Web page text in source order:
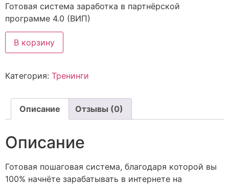
Готовая система заработка в партнёрской
программе 4.0 (ВИП)
Количество
товара
Готовая
в
партнёрской
4.0
(ВИП)
В корзину
Категория: Тренинги
Описание Отзывы (0)
Описание
Готовая пошаговая система, благодаря которой вы
100% начнёте зарабатывать в интернете на